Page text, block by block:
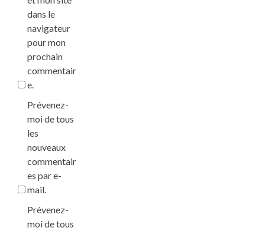
dans le
navigateur
pour mon
prochain
commentair
e.
Prévenez-
moi de tous
les
nouveaux
commentair
es par e-
mail.
Prévenez-
moi de tous